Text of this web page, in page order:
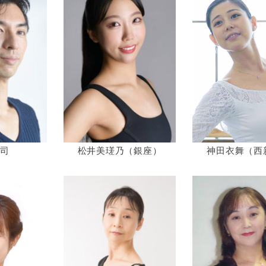
松井美瑳乃（銀座） 神田衣舞（西